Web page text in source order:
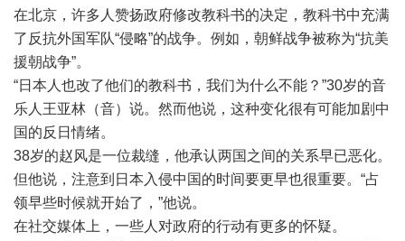
在北京，许多人赞扬政府修改教科书的决定，教科书中充满
了反抗外国军队“侵略”的战争。例如，朝鲜战争被称为“抗美
援朝战争”。
“日本人也改了他们的教科书，我们为什么不能？”30岁的音
乐人王亚林（音）说。然而他说，这种变化很有可能加剧中
国的反日情绪。
38岁的赵风是一位裁缝，他承认两国之间的关系早已恶化。
但他说，注意到日本入侵中国的时间要更早也很重要。“占
领早些时候就开始了，”他说。
在社交媒体上，一些人对政府的行动有更多的怀疑。